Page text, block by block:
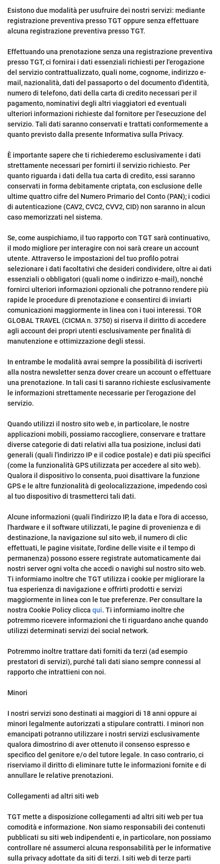
Esistono due modalità per usufruire dei nostri servizi: mediante
registrazione preventiva presso TGT oppure senza effettuare
alcuna registrazione preventiva presso TGT.
Effettuando una prenotazione senza una registrazione preventiva
presso TGT, ci fornirai i dati essenziali richiesti per l'erogazione
del servizio contrattualizzato, quali nome, cognome, indirizzo e-
mail, nazionalità, dati del passaporto o del documento d'identità,
numero di telefono, dati della carta di credito necessari per il
pagamento, nominativi degli altri viaggiatori ed eventuali
ulteriori informazioni richieste dal fornitore per l'esecuzione del
servizio. Tali dati saranno conservati e trattati conformemente a
quanto previsto dalla presente Informativa sulla Privacy.
È importante sapere che ti richiederemo esclusivamente i dati
strettamente necessari per fornirti il servizio richiesto. Per
quanto riguarda i dati della tua carta di credito, essi saranno
conservati in forma debitamente criptata, con esclusione delle
ultime quattro cifre del Numero Primario del Conto (PAN); i codici
di autenticazione (CAV2, CVC2, CVV2, CID) non saranno in alcun
caso memorizzati nel sistema.
Se, come auspichiamo, il tuo rapporto con TGT sarà continuativo,
il modo migliore per interagire con noi sarà creare un account
utente. Attraverso le impostazioni del tuo profilo potrai
selezionare i dati facoltativi che desideri condividere, oltre ai dati
essenziali o obbligatori (quali nome o indirizzo e-mail), nonché
fornirci ulteriori informazioni opzionali che potranno rendere più
rapide le procedure di prenotazione e consentirci di inviarti
comunicazioni maggiormente in linea con i tuoi interessi. TOR
GLOBAL TRAVEL (CICMA n. 3750) si riserva il diritto di accedere
agli account dei propri utenti esclusivamente per finalità di
manutenzione e ottimizzazione degli stessi.
In entrambe le modalità avrai sempre la possibilità di iscriverti
alla nostra newsletter senza dover creare un account o effettuare
una prenotazione. In tali casi ti saranno richieste esclusivamente
le informazioni strettamente necessarie per l'erogazione del
servizio.
Quando utilizzi il nostro sito web e, in particolare, le nostre
applicazioni mobili, possiamo raccogliere, conservare e trattare
diverse categorie di dati relativi alla tua posizione, inclusi dati
generali (quali l'indirizzo IP e il codice postale) e dati più specifici
(come la funzionalità GPS utilizzata per accedere al sito web).
Qualora il dispositivo lo consenta, puoi disattivare la funzione
GPS e le altre funzionalità di geolocalizzazione, impedendo così
al tuo dispositivo di trasmetterci tali dati.
Alcune informazioni (quali l'indirizzo IP, la data e l'ora di accesso,
l'hardware e il software utilizzati, le pagine di provenienza e di
destinazione, la navigazione sul sito web, il numero di clic
effettuati, le pagine visitate, l'ordine delle visite e il tempo di
permanenza) possono essere registrate automaticamente dai
nostri server ogni volta che accedi o navighi sul nostro sito web.
Ti informiamo inoltre che TGT utilizza i cookie per migliorare la
tua esperienza di navigazione e offrirti prodotti e servizi
maggiormente in linea con le tue preferenze. Per consultare la
nostra Cookie Policy clicca qui. Ti informiamo inoltre che
potremmo ricevere informazioni che ti riguardano anche quando
utilizzi determinati servizi dei social network.
Potremmo inoltre trattare dati forniti da terzi (ad esempio
prestatori di servizi), purché tali dati siano sempre connessi al
rapporto che intrattieni con noi.
Minori
I nostri servizi sono destinati ai maggiori di 18 anni oppure ai
minori legalmente autorizzati a stipulare contratti. I minori non
emancipati potranno utilizzare i nostri servizi esclusivamente
qualora dimostrino di aver ottenuto il consenso espresso e
specifico del genitore e/o del tutore legale. In caso contrario, ci
riserviamo il diritto di eliminare tutte le informazioni fornite e di
annullare le relative prenotazioni.
Collegamenti ad altri siti web
TGT mette a disposizione collegamenti ad altri siti web per tua
comodità e informazione. Non siamo responsabili dei contenuti
pubblicati su siti web indipendenti e, in particolare, non possiamo
controllare né assumerci alcuna responsabilità per le informative
sulla privacy adottate da siti di terzi. I siti web di terze parti